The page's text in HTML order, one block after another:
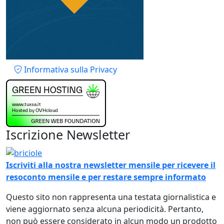
Piè di pagina
Informativa sulla Privacy
Iscrizione Newsletter
Immagine
Iscriviti alla nostra newsletter mensile per ricevere il
resoconto mensile e per restare sempre informato
Questo sito non rappresenta una testata giornalistica e
viene aggiornato senza alcuna periodicità. Pertanto,
non può essere considerato in alcun modo un prodotto